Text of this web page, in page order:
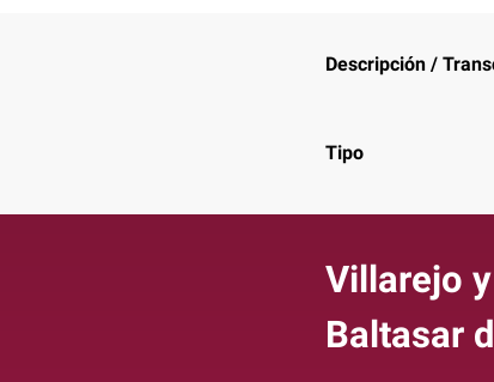
Descripción /
Tipo
Villarejo
Baltasar